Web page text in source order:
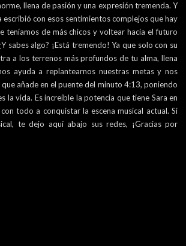
llena de pasión y una expresión tremenda. Y
con esos sentimientos complejos que hay
teníamos de más chicos y voltear hacia el futuro
sabes algo? ¡Está tremendo! Ya que solo con su
a los terrenos más profundos de tu alma, llena
ayuda a replantearnos nuestras metas y nos
añade en el puente del minuto 4:13, poniendo
la vida. Es increíble la potencia que tiene Sara en
todo a conquistar la escena musical actual. Si
te dejo aquí abajo sus redes, ¡Gracias por